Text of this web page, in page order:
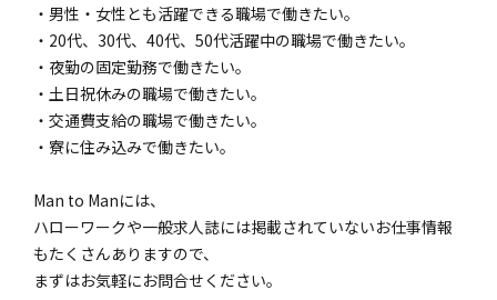
・男性・女性とも活躍できる職場で働きたい。
・20代、30代、40代、50代活躍中の職場で働きたい。
・夜勤の固定勤務で働きたい。
・土日祝休みの職場で働きたい。
・交通費支給の職場で働きたい。
・寮に住み込みで働きたい。
Man to Manには、
ハローワークや一般求人誌には掲載されていないお仕事情報
もたくさんありますので、
まずはお気軽にお問合せください。